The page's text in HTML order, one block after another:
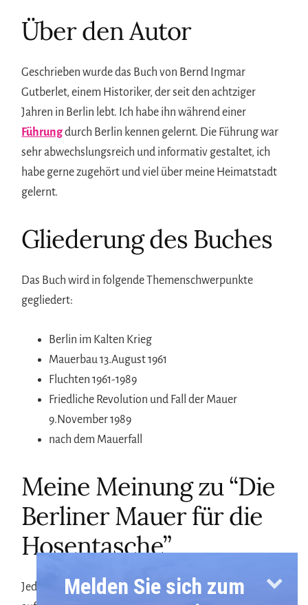
Über den Autor
Geschrieben wurde das Buch von Bernd Ingmar
Gutberlet, einem Historiker, der seit den achtziger
Jahren in Berlin lebt. Ich habe ihn während einer
Führungdurch Berlin kennen gelernt. Die Führung war
sehr abwechslungsreich und informativ gestaltet, ich
habe gerne zugehört und viel über meine Heimatstadt
gelernt.
Gliederung des Buches
Das Buch wird in folgende Themenschwerpunkte
gegliedert:
Berlin im Kalten Krieg
Mauerbau 13.August 1961
Fluchten 1961-1989
Friedliche Revolution und Fall der Mauer
9.November 1989
nach dem Mauerfall
Meine Meinung zu “Die
Berliner Mauer für die
Hosentasche”
Jeder der Themenschwerpunkte ist in Bereiche
Melden Sie sich zum